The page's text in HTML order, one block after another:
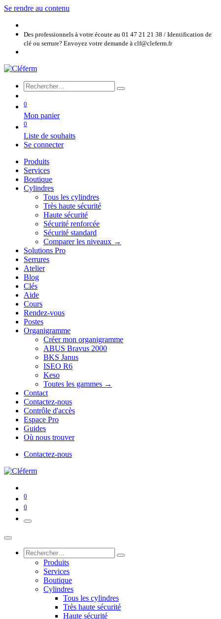
Se rendre au contenu
Des professionnels à votre écoute au 01 47 21 21 38 / Identification de
clé ou serrure? Envoyez votre demande à clf@cleferm.fr
0
Mon panier
0
Liste de souhaits
Se connecter
Produits
Services
Boutique
Cylindres
Tous les cylindres
Très haute sécurité
Haute sécurité
Sécurité renforcée
Sécurité standard
Comparer les niveaux →
Solutions Pro
Serrures
Atelier
Blog
Clés
Aide
Cours
Rendez-vous
Postes
Organigramme
Créer mon organigramme
ABUS Bravus 2000
BKS Janus
ISEO R6
Keso
Toutes les gammes →
Contact
Contactez-nous
Contrôle d'accès
Espace Pro
Guides
Où nous trouver
Contactez-nous
0
0
Produits
Services
Boutique
Cylindres
Tous les cylindres
Très haute sécurité
Haute sécurité